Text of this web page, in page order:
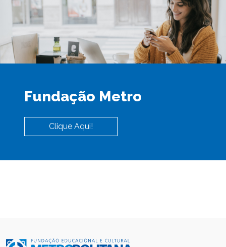
Fundação Metro
Clique Aqui!